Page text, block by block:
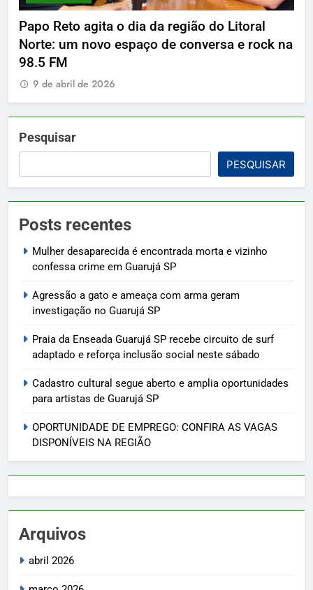
Papo Reto agita o dia da região do Litoral
Norte: um novo espaço de conversa e rock na
98.5 FM
9 de abril de 2026
Pesquisar
PESQUISAR
Posts recentes
Mulher desaparecida é encontrada morta e vizinho
confessa crime em Guarujá SP
Agressão a gato e ameaça com arma geram
investigação no Guarujá SP
Praia da Enseada Guarujá SP recebe circuito de surf
adaptado e reforça inclusão social neste sábado
Cadastro cultural segue aberto e amplia oportunidades
para artistas de Guarujá SP
OPORTUNIDADE DE EMPREGO: CONFIRA AS VAGAS
DISPONÍVEIS NA REGIÃO
Arquivos
abril 2026